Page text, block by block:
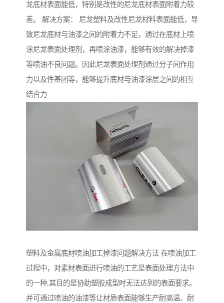
龙底材表面能低，特别是改性的尼龙底材表面附着力较
差。 解决方案： 尼龙塑料及改性尼龙材料表面能低，导
致尼龙底材与油漆之间的附着力不足，通过在底材上喷
涂尼龙表面处理剂，再喷涂油漆，能够有效的解决掉漆
等喷油不良问题。因此尼龙表面处理剂通过分子间作用
力以及性基团等，能够提升底材与油漆涂层之间的相互
结合力
塑料及金属底材喷油加工掉漆问题解决方法 在喷油加工
过程中，对素材表面进行喷油的工艺是表面处理方法中
的一种,其目的是协助塑胶成型时无法达到的表面要求。
并可通过喷油的油漆等让材质表面能够生产耐高温、耐